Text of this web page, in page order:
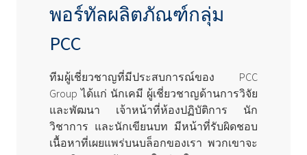
พอร์ทัลผลิตภัณฑ์กลุ่ม
PCC
ทีมผู้เชี่ยวชาญที่มีประสบการณ์ของ PCC
Group ได้แก่ นักเคมี ผู้เชี่ยวชาญด้านการวิจัย
และพัฒนา เจ้าหน้าที่ห้องปฏิบัติการ นัก
วิชาการ และนักเขียนบท มีหน้าที่รับผิดชอบ
เนื้อหาที่เผยแพร่บนบล็อกของเรา พวกเขาจะ